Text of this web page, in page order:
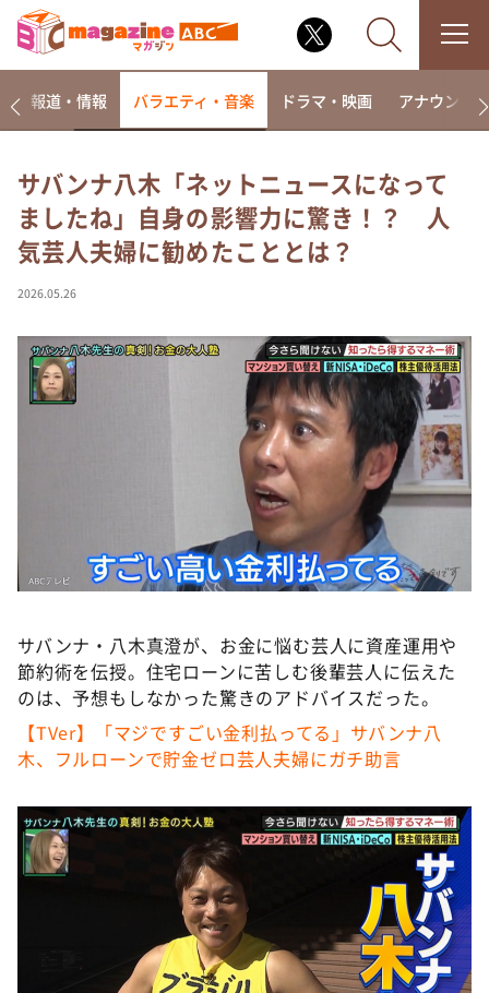
なるみ・岡村の過ぎるTV
相席食堂
これ余談なんですけど・・・
て真剣です
探偵！ナイトスクープ
news おかえり
河合＆A.B.C-Z塚田×福井アナ「なんでやねん！？」
DAIGOも台所 ～きょうの献立 何にする？～
本日はダイアンなり！シーズン２
朝だ！生です旅サラダ
ＬＩＦＥ～夢のカタチ～
新婚さんいらっしゃい！
ポツンと一軒家
ザキ山小屋本館
アナ回覧板
報道・情報 バラエティ・音楽 ドラマ・映画 アナウンサー
サバンナ八木「ネットニュースになって
ましたね」自身の影響力に驚き！？ 人
気芸人夫婦に勧めたこととは？
2026.05.26
サバンナ・八木真澄が、お金に悩む芸人に資産運用や
節約術を伝授。住宅ローンに苦しむ後輩芸人に伝えた
のは、予想もしなかった驚きのアドバイスだった。
【TVer】「マジですごい金利払ってる」サバンナ八
木、フルローンで貯金ゼロ芸人夫婦にガチ助言